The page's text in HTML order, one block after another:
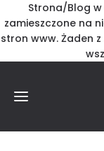
Strona/Blog
zamieszczone na
stron www. Żaden